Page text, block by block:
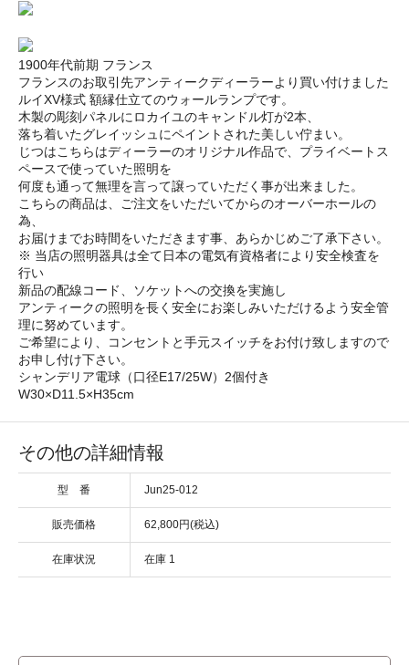
1900年代前期 フランス
フランスのお取引先アンティークディーラーより買い付けました
ルイXV様式 額縁仕立てのウォールランプです。
木製の彫刻パネルにロカイユのキャンドル灯が2本、
落ち着いたグレイッシュにペイントされた美しい佇まい。
じつはこちらはディーラーのオリジナル作品で、プライベートス
ペースで使っていた照明を
何度も通って無理を言って譲っていただく事が出来ました。
こちらの商品は、ご注文をいただいてからのオーバーホールの
為、
お届けまでお時間をいただきます事、あらかじめご了承下さい。
※ 当店の照明器具は全て日本の電気有資格者により安全検査を
行い
新品の配線コード、ソケットへの交換を実施し
アンティークの照明を長く安全にお楽しみいただけるよう安全管
理に努めています。
ご希望により、コンセントと手元スイッチをお付け致しますので
お申し付け下さい。
シャンデリア電球（口径E17/25W）2個付き
W30×D11.5×H35cm
その他の詳細情報
型 番 Jun25-012
販売価格 62,800円(税込)
在庫状況 在庫 1